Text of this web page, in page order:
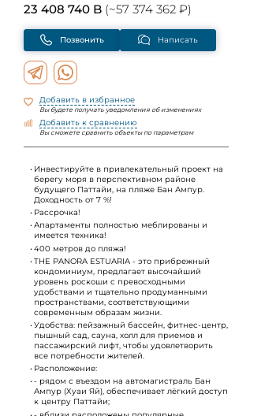
23 408 740 B (~57 374 362 ₽)
Позвонить Написать
Добавить в избранное
Вы будете получать уведомления об изменениях
Добавить к сравнению
Вы сможете сравнить объекты по параметрам
Инвестируйте в привлекательный проект на
берегу моря в перспективном районе
будущего Паттайи, на пляже Бан Ампур.
Доходность от 7 %!
Рассрочка!
Апартаменты полностью меблированы и
имеется техника!
400 метров до пляжа!
THE PANORA ESTUARIA - это прибрежный
кондоминиум, предлагает высочайший
уровень роскоши с превосходными
удобствами и тщательно продуманными
пространствами, соответствующими
современным образам жизни.
Удобства: пейзажный бассейн, фитнес-центр,
пышный сад, сауна, холл для приемов и
пассажирский лифт, чтобы удовлетворить
все потребности жителей.
Расположение:
- рядом с въездом на автомагистраль Бан
Ампур (Хуаи Яй), обеспечивает лёгкий доступ
к центру Паттайи;